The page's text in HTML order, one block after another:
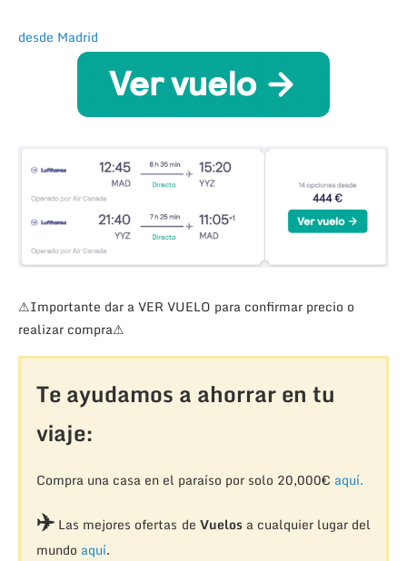
desde Madrid
⚠Importante dar a VER VUELO para confirmar precio o
realizar compra⚠
Te ayudamos a ahorrar en tu
viaje:
Compra una casa en el paraíso por solo 20,000€ aquí.
✈️Las mejores ofertas de Vuelosa cualquier lugar del
mundo aquí.